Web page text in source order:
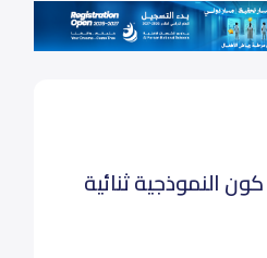
النموذجية ثنائية